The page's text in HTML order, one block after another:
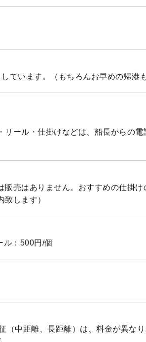
ています。（もちろんお早めの帰港
リール・仕掛けなどは、船長からの
販売はありません。おすすめの仕掛
します）
ル：500円/個
（中距離、長距離）は、料金が異なり